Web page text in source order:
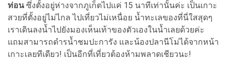
ท่อนซึ่งตั้งอยู่ห่างจากภูเก็ตไปแค่ 15 นาทีเท่านั้นค่ะ เป็นเกาะ
สวยที่ตั้งอยู่ไม่ไกล ไปเที่ยวไม่เหนื่อย น้ำทะเลของที่นี่ใสสุดๆ
เราเดินลงน้ำไปยังมองเห็นเท้าของตัวเองในน้ำเลยด้วยค่ะ
แถมสามารถดำรน้ำชมปะการัง และน้องปลานีโม่ได้จากหน้า
เกาะเลยทีเดียว! เป็นอีกที่เที่ยวต้องห้ามพลาดเชียวนะ!